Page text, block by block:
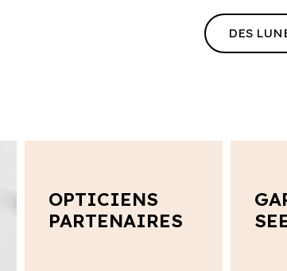
DES
OPTICIENS
PARTENAIRES